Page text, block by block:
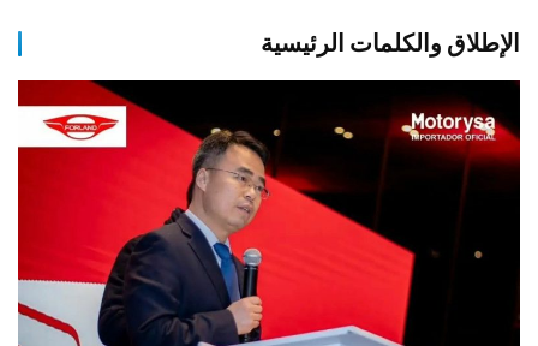
الإطلاق والكلمات الرئيسية